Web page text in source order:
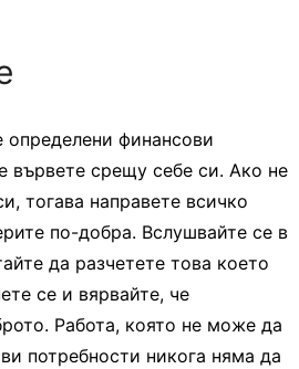
определени финансови
вървете срещу себе си. Ако не
тогава направете всичко
по-добра. Вслушвайте се в
да разчетете това което
се и вярвайте, че
Работа, която не може да
потребности никога няма да